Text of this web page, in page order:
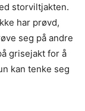
storviltjakten.
har prøvd,
seg på andre
grisejakt for å
kan tenke seg